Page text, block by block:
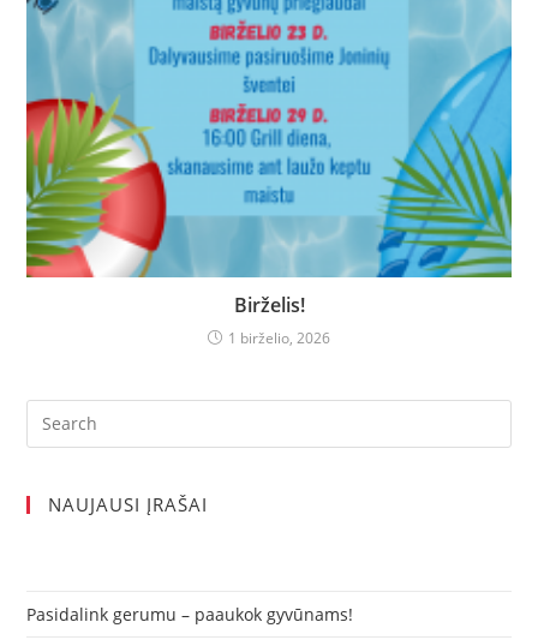
Birželis!
1 birželio, 2026
NAUJAUSI ĮRAŠAI
Pasidalink gerumu – paaukok gyvūnams!